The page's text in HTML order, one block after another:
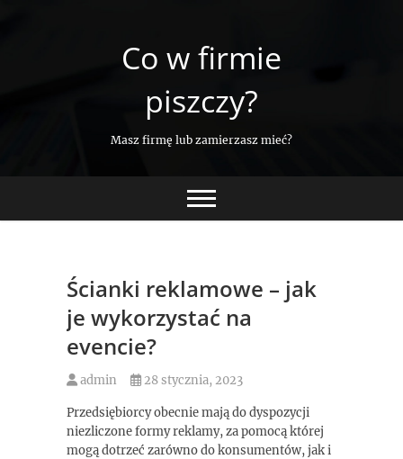
Co w firmie
piszczy?
Masz firmę lub zamierzasz mieć?
Ścianki reklamowe – jak
je wykorzystać na
evencie?
admin 28 stycznia, 2023
Przedsiębiorcy obecnie mają do dyspozycji
niezliczone formy reklamy, za pomocą której
mogą dotrzeć zarówno do konsumentów, jak i